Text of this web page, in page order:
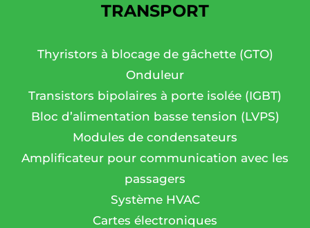
TRANSPORT
Thyristors à blocage de gâchette (GTO)
Onduleur
Transistors bipolaires à porte isolée (IGBT)
Bloc d’alimentation basse tension (LVPS)
Modules de condensateurs
Amplificateur pour communication avec les
passagers
Système HVAC
Cartes électroniques